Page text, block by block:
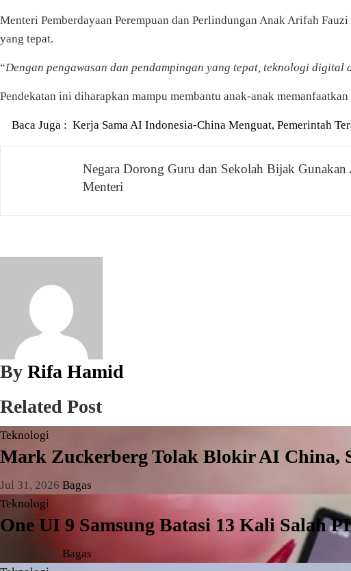
Menteri Pemberdayaan Perempuan dan Perlindungan Anak Arifah
yang tepat.
“Dengan pengawasan dan pendampingan yang tepat, teknologi
Pendekatan ini diharapkan mampu membantu anak-anak
Baca Juga : Kerja Sama AI Indonesia-China Menguat, Pemerintah
NavigasiNegara Dorong Guru dan Sekolah Bijak
Menteri
By Rifa Hamid
Related Post
Teknologi
Mark Zuckerberg Tolak Blokir AI China,
Jul 31, 2026 Bagas
Teknologi
One UI 9 Samsung Batasi 13 Kali Salah
Jul 30, 2026 Bagas